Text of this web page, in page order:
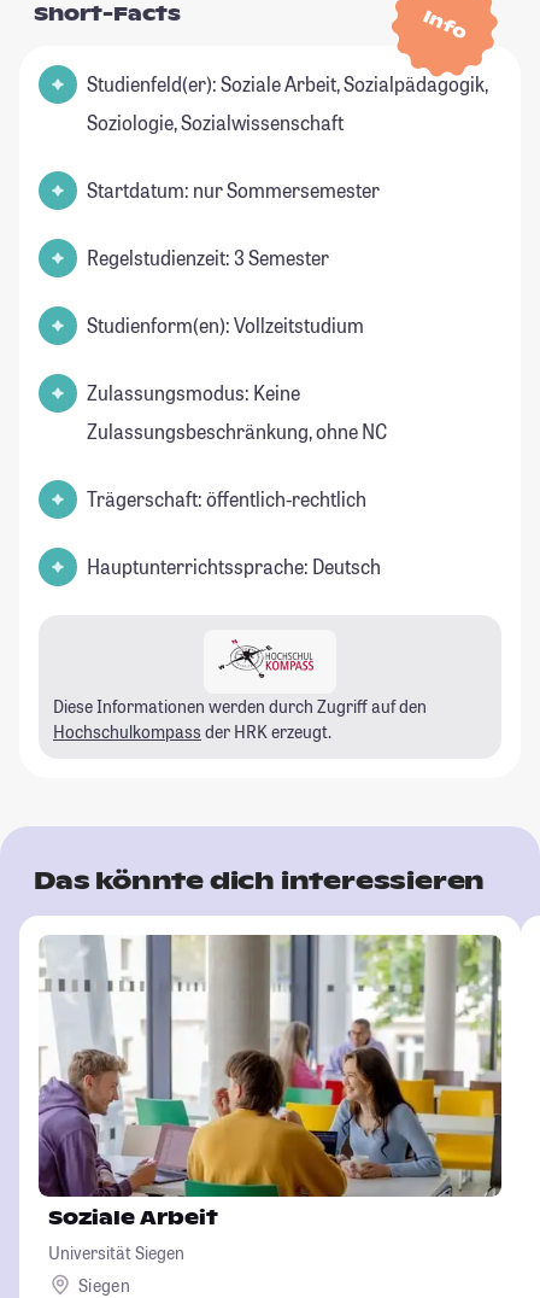
Info
Short-Facts
Studienfeld(er): Soziale Arbeit, Sozialpädagogik,
Soziologie, Sozialwissenschaft
Startdatum: nur Sommersemester
Regelstudienzeit: 3 Semester
Studienform(en): Vollzeitstudium
Zulassungsmodus: Keine
Zulassungsbeschränkung, ohne NC
Trägerschaft: öffentlich-rechtlich
Hauptunterrichtssprache: Deutsch
Diese Informationen werden durch Zugriff auf den
Hochschulkompass der HRK erzeugt.
Das könnte dich interessieren
Soziale Arbeit
Universität Siegen
Siegen